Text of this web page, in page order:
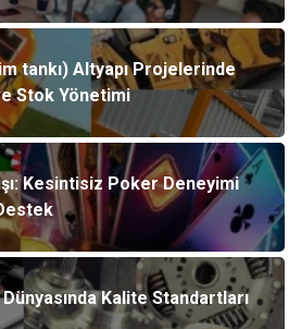
tankı) Altyapı Projelerinde
Stok Yönetimi
Kesintisiz Poker Deneyimi
Kalite Standartları